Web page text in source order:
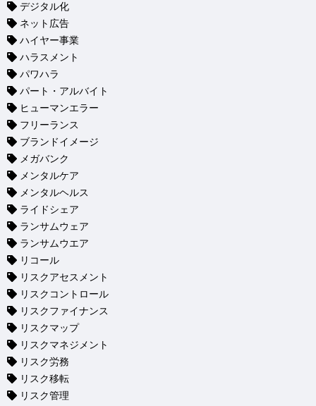
デジタル化
ネット広告
ハイヤー事業
ハラスメント
パワハラ
パート・アルバイト
ヒューマンエラー
フリーランス
ブランドイメージ
メガバンク
メンタルケア
メンタルヘルス
ライドシェア
ランサムウェア
ランサムウエア
リコール
リスクアセスメント
リスクコントロール
リスクファイナンス
リスクマップ
リスクマネジメント
リスク労務
リスク移転
リスク管理